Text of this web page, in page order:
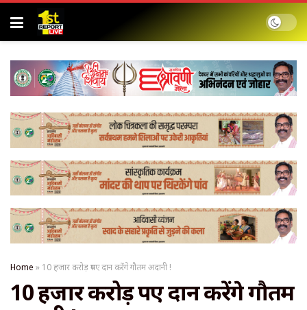
Home » 10 हजार करोड़ रुपए दान करेंगे गौतम अदानी !
10 हजार करोड़ रुपए दान करेंगे गौतम